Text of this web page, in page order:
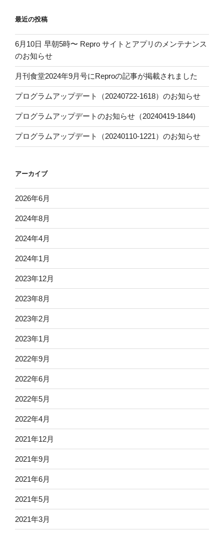
最近の投稿
6月10日 早朝5時〜 Repro サイトとアプリのメンテナンス
のお知らせ
月刊食堂2024年9月号にReproの記事が掲載されました
プログラムアップデート（20240722-1618）のお知らせ
プログラムアップデートのお知らせ（20240419-1844)
プログラムアップデート（20240110-1221）のお知らせ
アーカイブ
2026年6月
2024年8月
2024年4月
2024年1月
2023年12月
2023年8月
2023年2月
2023年1月
2022年9月
2022年6月
2022年5月
2022年4月
2021年12月
2021年9月
2021年6月
2021年5月
2021年3月